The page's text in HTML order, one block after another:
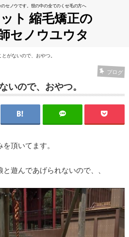
セノウです。世の中の全てのくせ毛の方へ
ト 縮毛矯正の
セノウユウタ
がないので、おやつ。
ブログ
いので、おやつ。
頂いてます。
遊んであげられないので、、